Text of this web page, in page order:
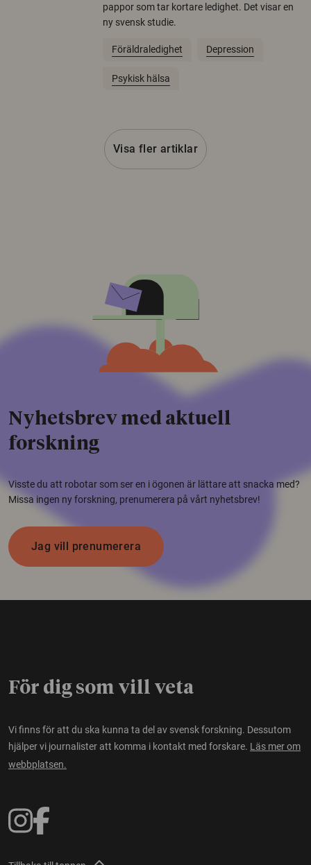
pappor som tar kortare ledighet. Det visar en
ny svensk studie.
Föräldraledighet Depression
Psykisk hälsa
Visa fler artiklar
Nyhetsbrev med aktuell
forskning
Visste du att robotar som ser en i ögonen är lättare att snacka med?
Missa ingen ny forskning, prenumerera på vårt nyhetsbrev!
Jag vill prenumerera
För dig som vill veta
Vi finns för att du ska kunna ta del av svensk forskning. Dessutom
hjälper vi journalister att komma i kontakt med forskare. Läs mer om
webbplatsen.